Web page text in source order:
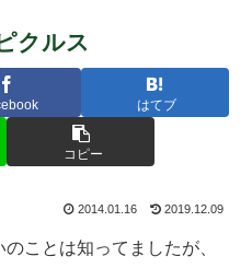
クルス
はてブ
コピー
2014.01.16 2019.12.09
ことは知ってましたが、